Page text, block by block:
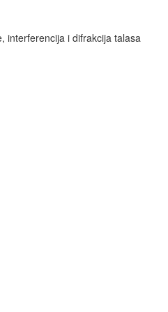
interferencija i difrakcija talasa